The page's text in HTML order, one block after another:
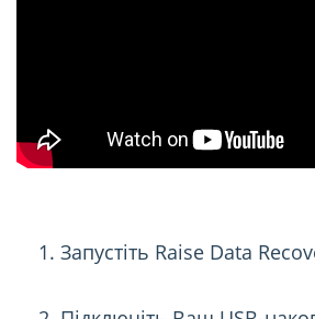
Запустіть Raise Data